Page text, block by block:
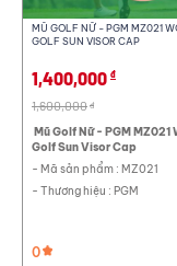
GIẬT
Voucher sẽ được
MŨ GOLF NỮ - PGM MZ021
GOLF SUN VISOR CAP
1,400,000 đ
1,600,000 đ
Mũ Golf Nữ - PGM MZ021
Golf Sun Visor Cap
- Mã sản phẩm : MZ021
- Thương hiệu : PGM
0